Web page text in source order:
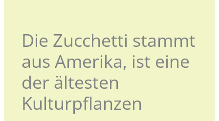
Die Zucchetti stammt
aus Amerika, ist eine
der ältesten
Kulturpflanzen